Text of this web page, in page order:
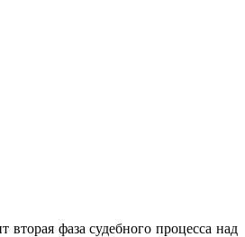
фаза судебного процесса над